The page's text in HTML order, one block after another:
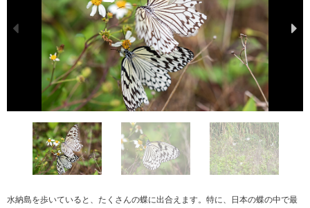
水納島を歩いていると、たくさんの蝶に出合えます。特に、日本の蝶の中で最